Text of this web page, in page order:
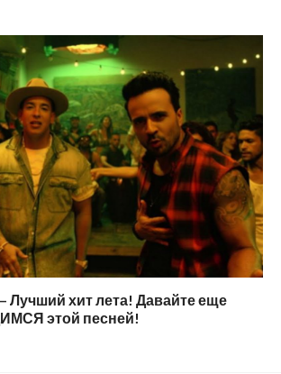
Лучший хит лета! Давайте еще
этой песней!